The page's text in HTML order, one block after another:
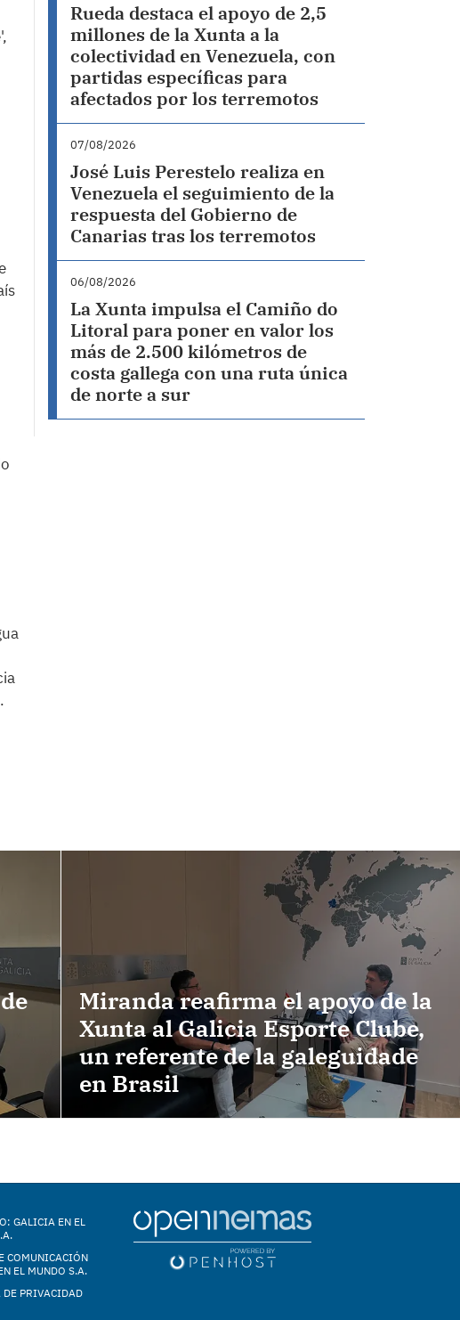
Rueda destaca el apoyo de 2,5
millones de la Xunta a la
colectividad en Venezuela, con
partidas específicas para
afectados por los terremotos
07/08/2026
José Luis Perestelo realiza en
Venezuela el seguimiento de la
respuesta del Gobierno de
Canarias tras los terremotos
06/08/2026
La Xunta impulsa el Camiño do
Litoral para poner en valor los
más de 2.500 kilómetros de
costa gallega con una ruta única
de norte a sur
Miranda reafirma el apoyo de la
Xunta al Galicia Esporte Clube,
un referente de la galeguidade
en Brasil
GALICIA EN EL
COMUNICACIÓN
EL MUNDO S.A.
DE PRIVACIDAD